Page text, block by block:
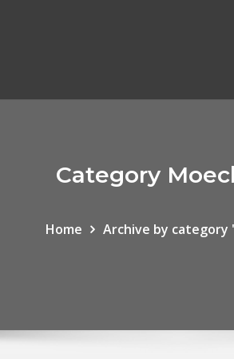
Category
Home Archive by category